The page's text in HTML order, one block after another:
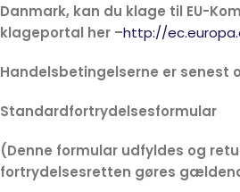
Danmark, kan du klage til EU-
klageportal her –http://
Handelsbetingelserne er senest
Standardfortrydelsesformular
(Denne formular udfyldes og
fortrydelsesretten gøres